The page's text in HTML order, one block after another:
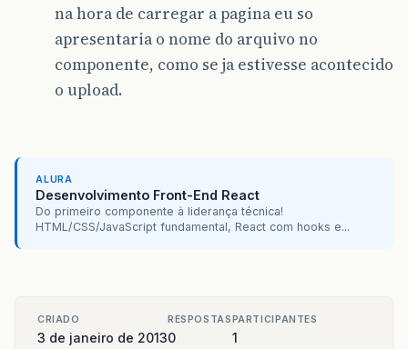
na hora de carregar a pagina eu so
apresentaria o nome do arquivo no
componente, como se ja estivesse acontecido
o upload.
ALURA
Desenvolvimento Front-End React
Do primeiro componente à liderança técnica!
HTML/CSS/JavaScript fundamental, React com hooks e...
CRIADO
3 de janeiro de 2013
RESPOSTAS
0
PARTICIPANTES
1